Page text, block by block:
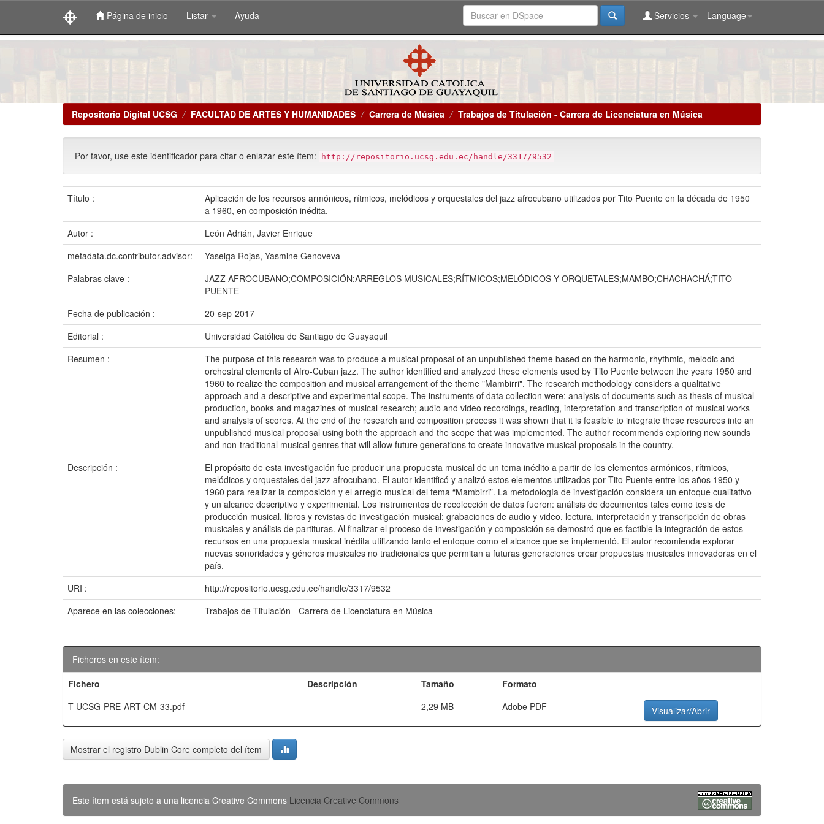
Página de inicio Listar Ayuda Language
Servicios
Repositorio Digital UCSG FACULTAD DE ARTES Y HUMANIDADES Carrera de Música Trabajos de Titulación - Carrera de Licenciatura en Música
Por favor, use este identificador para citar o enlazar este ítem: http://repositorio.ucsg.edu.ec/handle/3317/9532
Título :
Aplicación de los recursos armónicos, rítmicos, melódicos y orquestales del jazz afrocubano utilizados por Tito Puente en la década de 1950
a 1960, en composición inédita.
Autor :
León Adrián, Javier Enrique
metadata.dc.contributor.advisor:
Yaselga Rojas, Yasmine Genoveva
Palabras clave :
JAZZ AFROCUBANO;COMPOSICIÓN;ARREGLOS MUSICALES;RÍTMICOS;MELÓDICOS Y ORQUETALES;MAMBO;CHACHACHÁ;TITO
PUENTE
Fecha de publicación :
20-sep-2017
Editorial :
Universidad Católica de Santiago de Guayaquil
Resumen :
The purpose of this research was to produce a musical proposal of an unpublished theme based on the harmonic, rhythmic, melodic and
orchestral elements of Afro-Cuban jazz. The author identified and analyzed these elements used by Tito Puente between the years 1950 and
1960 to realize the composition and musical arrangement of the theme "Mambirri". The research methodology considers a qualitative
approach and a descriptive and experimental scope. The instruments of data collection were: analysis of documents such as thesis of musical
production, books and magazines of musical research; audio and video recordings, reading, interpretation and transcription of musical works
and analysis of scores. At the end of the research and composition process it was shown that it is feasible to integrate these resources into an
unpublished musical proposal using both the approach and the scope that was implemented. The author recommends exploring new sounds
and non-traditional musical genres that will allow future generations to create innovative musical proposals in the country.
Descripción :
El propósito de esta investigación fue producir una propuesta musical de un tema inédito a partir de los elementos armónicos, rítmicos,
melódicos y orquestales del jazz afrocubano. El autor identificó y analizó estos elementos utilizados por Tito Puente entre los años 1950 y
1960 para realizar la composición y el arreglo musical del tema “Mambirri”. La metodología de investigación considera un enfoque cualitativo
y un alcance descriptivo y experimental. Los instrumentos de recolección de datos fueron: análisis de documentos tales como tesis de
producción musical, libros y revistas de investigación musical; grabaciones de audio y video, lectura, interpretación y transcripción de obras
musicales y análisis de partituras. Al finalizar el proceso de investigación y composición se demostró que es factible la integración de estos
recursos en una propuesta musical inédita utilizando tanto el enfoque como el alcance que se implementó. El autor recomienda explorar
nuevas sonoridades y géneros musicales no tradicionales que permitan a futuras generaciones crear propuestas musicales innovadoras en el
país.
URI :
http://repositorio.ucsg.edu.ec/handle/3317/9532
Aparece en las colecciones:
Trabajos de Titulación - Carrera de Licenciatura en Música
Ficheros en este ítem:
Fichero
Descripción Tamaño
Formato
T-UCSG-PRE-ART-CM-33.pdf
2,29 MB Adobe PDF Visualizar/Abrir
Mostrar el registro Dublin Core completo del ítem
Este ítem está sujeto a una licencia Creative Commons Licencia Creative Commons